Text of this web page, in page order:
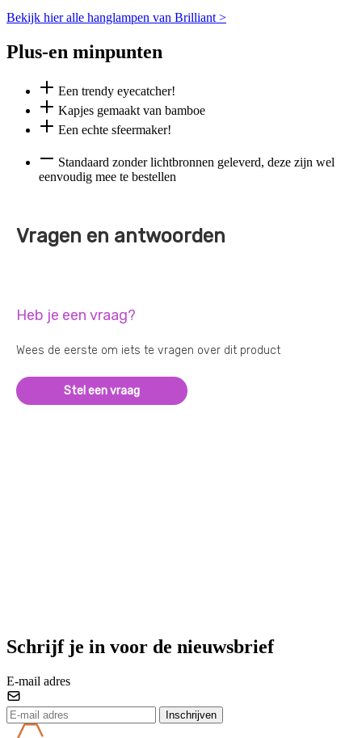
Bekijk hier alle hanglampen van Brilliant >
Plus-en minpunten
Een trendy eyecatcher!
Kapjes gemaakt van bamboe
Een echte sfeermaker!
Standaard zonder lichtbronnen geleverd, deze zijn wel
eenvoudig mee te bestellen
Vragen en antwoorden
Heb je een vraag?
Wees de eerste om iets te vragen over dit product
Stel een vraag
Schrijf je in voor de nieuwsbrief
E-mail adres
Inschrijven